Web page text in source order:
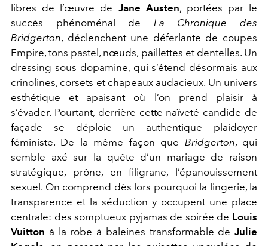
libres de l’œuvre de Jane Austen, portées par le
succès phénoménal de La Chronique des
Bridgerton, déclenchent une déferlante de coupes
Empire, tons pastel, nœuds, paillettes et dentelles. Un
dressing sous dopamine, qui s’étend désormais aux
crinolines, corsets et chapeaux audacieux. Un univers
esthétique et apaisant où l’on prend plaisir à
s’évader. Pourtant, derrière cette naïveté candide de
façade se déploie un authentique plaidoyer
féministe. De la même façon que Bridgerton, qui
semble axé sur la quête d’un mariage de raison
stratégique, prône, en filigrane, l’épanouissement
sexuel. On comprend dès lors pourquoi la lingerie, la
transparence et la séduction y occupent une place
centrale: des somptueux pyjamas de soirée de Louis
Vuitton à la robe à baleines transformable de Julie